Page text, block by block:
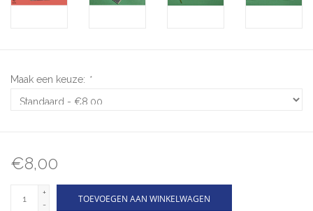
Maak een keuze: *
€8,00
+
-
TOEVOEGEN AAN WINKELWAGEN